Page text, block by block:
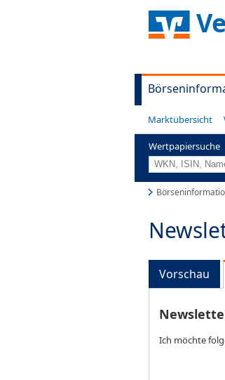
Marktübersicht
Wertpapiersuche
Vorschau
Ich möchte